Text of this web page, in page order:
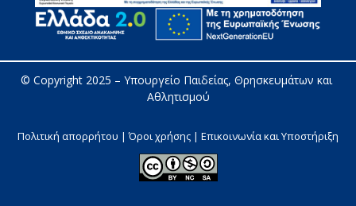
© Copyright 2025 – Υπουργείο Παιδείας, Θρησκευμάτων και
Αθλητισμού
Πολιτική απορρήτου | Όροι χρήσης | Επικοινωνία και Υποστήριξη